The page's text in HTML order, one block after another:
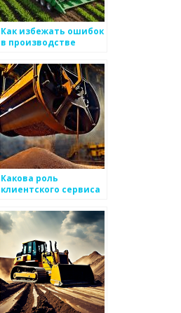
Как избежать ошибок
в производстве
Какова роль
клиентского сервиса
продвижении
металоизделий